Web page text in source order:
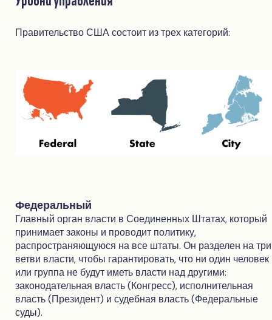
Правительство США состоит из трех категорий:
Федеральный
Главный орган власти в Соединенных Штатах, который
принимает законы и проводит политику,
распространяющуюся на все штаты. Он разделен на три
ветви власти, чтобы гарантировать, что ни один человек
или группа не будут иметь власти над другими:
законодательная власть (Конгресс), исполнительная
власть (Президент) и судебная власть (Федеральные
суды).